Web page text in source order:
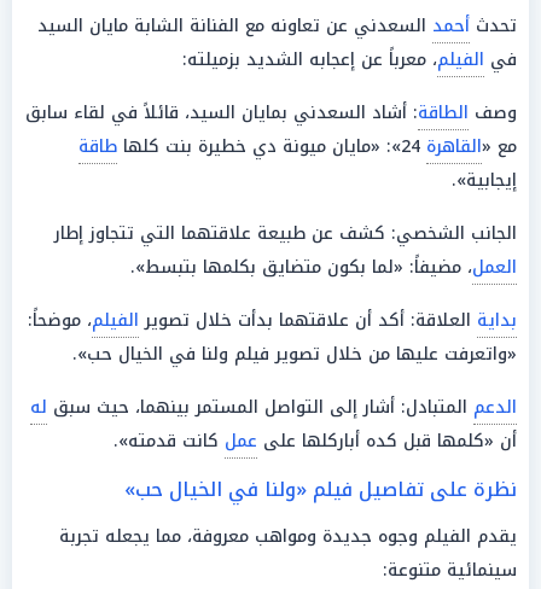
تحدث أحمد السعدني عن تعاونه مع الفنانة الشابة مايان السيد
في الفيلم، معرباً عن إعجابه الشديد بزميلته:
وصف الطاقة: أشاد السعدني بمايان السيد، قائلاً في لقاء سابق
مع «القاهرة
طاقة
إيجابية».
الجانب الشخصي: كشف عن طبيعة علاقتهما التي تتجاوز إطار
العمل، مضيفاً: «لما بكون متضايق بكلمها بتبسط».
بداية العلاقة: أكد أن علاقتهما بدأت خلال تصويرالفيلم، موضحاً:
«واتعرفت عليها من خلال تصوير فيلم ولنا في الخيال حب».
الدعم المتبادل: أشار إلى التواصل المستمر بينهما، حيث سبق له
أن «كلمها قبل كده أباركلها على عمل كانت قدمته».
نظرة على تفاصيل فيلم «ولنا في الخيال حب»
يقدم الفيلم وجوه جديدة ومواهب معروفة، مما يجعله تجربة
سينمائية متنوعة: